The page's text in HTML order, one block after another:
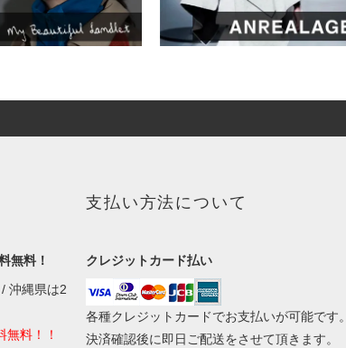
無料！
沖縄県は2
料！！
支払い方法について
クレジットカード払い
各種クレジットカードでお支払いが可能です。
決済確認後に即日ご配送をさせて頂きます。